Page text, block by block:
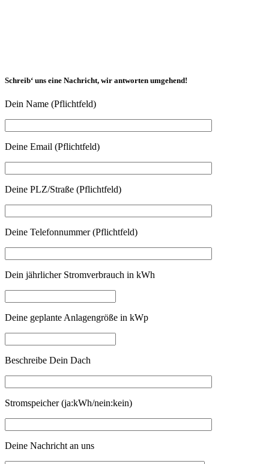
Schreib‘ uns eine Nachricht, wir antworten umgehend!
Dein Name (Pflichtfeld)
Deine Email (Pflichtfeld)
Deine PLZ/Straße (Pflichtfeld)
Deine Telefonnummer (Pflichtfeld)
Dein jährlicher Stromverbrauch in kWh
Deine geplante Anlagengröße in kWp
Beschreibe Dein Dach
Stromspeicher (ja:kWh/nein:kein)
Deine Nachricht an uns